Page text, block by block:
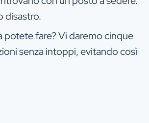
disastro.
potete fare? Vi daremo cinque
senza intoppi, evitando così